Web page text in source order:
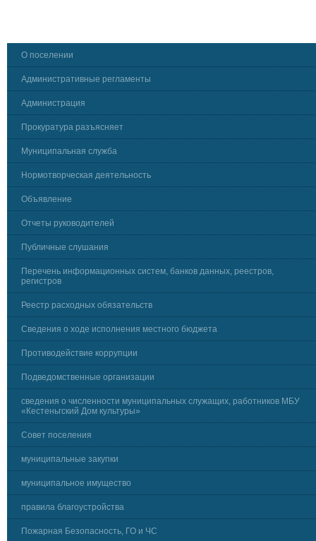
О поселении
Административные регламенты
Администрация
Прокуратура разъясняет
Муниципальная служба
Нормотворческая деятельность
Объявление
Отчеты руководителей
Публичные слушания
Перечень информационных систем, банков данных, реестров,
регистров
Реестр расходных обязательств
Сведения о ходе исполнения местного бюджета
Противодействие коррупции
Подведомственные организации
сведения о численности муниципальных служащих, работников МБУ
«Кестеньгский Дом культуры»
Совет поселения
муниципальные закупки
муниципальное имущество
правила благоустройства
Пожарная Безопасность, ГО и ЧС